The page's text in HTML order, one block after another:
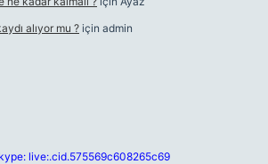
alıyor mu ? için admin
live:.cid.575569c608265c69